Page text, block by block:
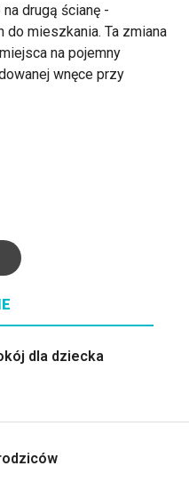
drugą ścianę -
mieszkania. Ta zmiana
na pojemny
wnęce przy
dla dziecka